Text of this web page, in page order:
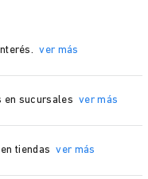
ver más
en sucursales ver más
tiendas ver más